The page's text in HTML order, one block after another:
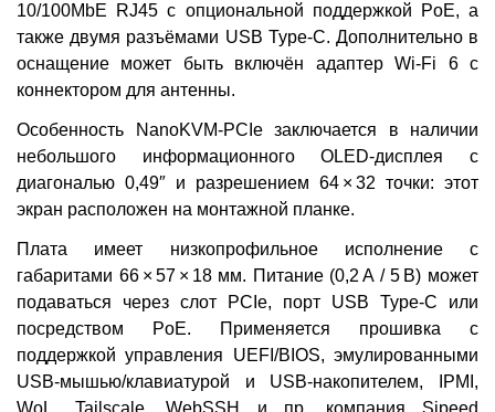
10/100MbE RJ45 с опциональной поддержкой PoE, а
также двумя разъёмами USB Type-C. Дополнительно в
оснащение может быть включён адаптер Wi-Fi 6 с
коннектором для антенны.
Особенность NanoKVM-PCIe заключается в наличии
небольшого информационного OLED-дисплея с
диагональю 0,49″ и разрешением 64 × 32 точки: этот
экран расположен на монтажной планке.
Плата имеет низкопрофильное исполнение с
габаритами 66 × 57 × 18 мм. Питание (0,2 A / 5 В) может
подаваться через слот PCIe, порт USB Type-C или
посредством PoE. Применяется прошивка с
поддержкой управления UEFI/BIOS, эмулированными
USB-мышью/клавиатурой и USB-накопителем, IPMI,